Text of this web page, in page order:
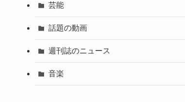
芸能
話題の動画
週刊誌のニュース
音楽